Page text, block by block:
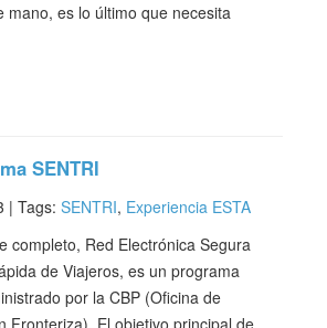
mano, es lo último que necesita
SENTRI
| Tags: SENTRI, Experiencia ESTA
completo, Red Electrónica Segura
de Viajeros, es un programa
por la CBP (Oficina de
Fronteriza). El objetivo principal de